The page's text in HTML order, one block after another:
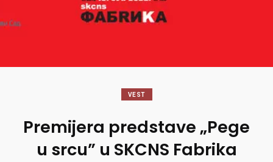
VEST
Premijera predstave „Pege
u srcu” u SKCNS Fabrika